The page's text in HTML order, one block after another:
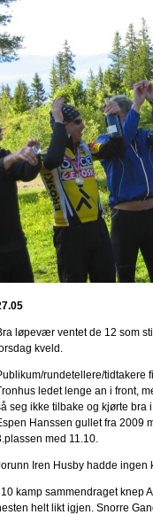
løpevær ventet de 12 som
kveld.
rundetellere/tidtakere
ledet lenge an i front,
seg ikke tilbake og kjørte bra
Hanssen gullet fra 2009
med 11.10.
Iren Husby hadde ingen
10 kamp sammendraget knep
helt likt igjen. Snorre